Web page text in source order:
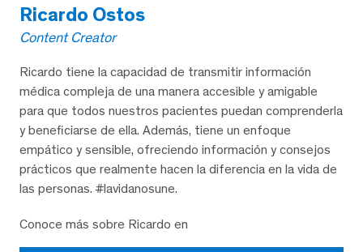
Ricardo Ostos
Content Creator
Ricardo tiene la capacidad de transmitir información
médica compleja de una manera accesible y amigable
para que todos nuestros pacientes puedan comprenderla
y beneficiarse de ella. Además, tiene un enfoque
empático y sensible, ofreciendo información y consejos
prácticos que realmente hacen la diferencia en la vida de
las personas. #lavidanosune.
Conoce más sobre Ricardo en